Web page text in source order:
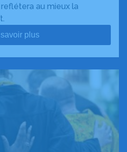
au mieux la
savoir plus